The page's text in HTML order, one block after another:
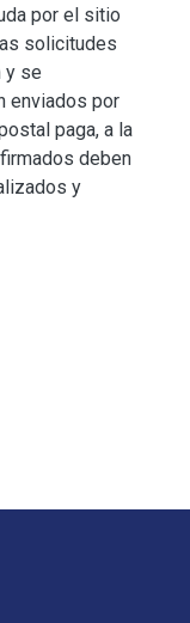
por el sitio
solicitudes
y se
enviados por
paga, a la
deben
y